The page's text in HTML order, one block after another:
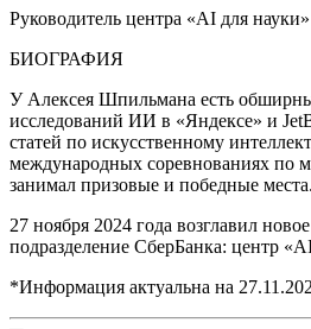
Руководитель центра «AI для
БИОГРАФИЯ
У Алексея Шпильмана есть
исследований ИИ в «Яндексе» и
статей по искусственному
международных соревнованиях по
занимал призовые и победные места.
27 ноября 2024 года возглавил
подразделение СберБанка: центр
*Информация актуальна на